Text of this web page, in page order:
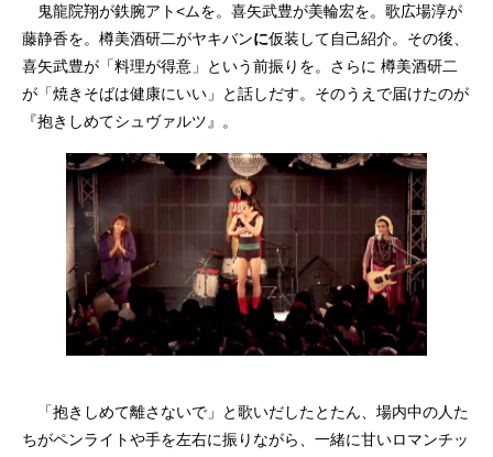
鬼龍院翔が鉄腕アト<ムを。喜矢武豊が美輪宏を。歌広場淳が
藤静香を。樽美酒研二がヤキバンに仮装して自己紹介。その後、
喜矢武豊が「料理が得意」という前振りを。さらに 樽美酒研二
が「焼きそばは健康にいい」と話しだす。そのうえで届けたのが
『抱きしめてシュヴァルツ』。
「抱きしめて離さないで」と歌いだしたとたん、場内中の人た
ちがペンライトや手を左右に振りながら、一緒に甘いロマンチッ